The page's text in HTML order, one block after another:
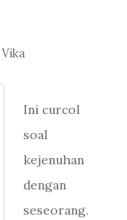
Vika
Ini curcol
soal
kejenuhan
dengan
seseorang.